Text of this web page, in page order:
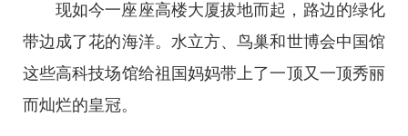
现如今一座座高楼大厦拔地而起，路边的绿化
带边成了花的海洋。水立方、鸟巢和世博会中国馆
这些高科技场馆给祖国妈妈带上了一顶又一顶秀丽
而灿烂的皇冠。